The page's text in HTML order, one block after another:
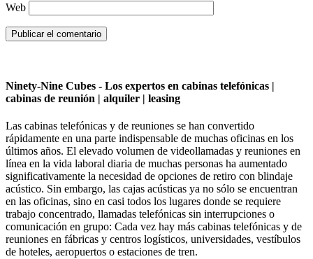
Web
Ninety-Nine Cubes - Los expertos en cabinas telefónicas |
cabinas de reunión | alquiler | leasing
Las cabinas telefónicas y de reuniones se han convertido
rápidamente en una parte indispensable de muchas oficinas en los
últimos años. El elevado volumen de videollamadas y reuniones en
línea en la vida laboral diaria de muchas personas ha aumentado
significativamente la necesidad de opciones de retiro con blindaje
acústico. Sin embargo, las cajas acústicas ya no sólo se encuentran
en las oficinas, sino en casi todos los lugares donde se requiere
trabajo concentrado, llamadas telefónicas sin interrupciones o
comunicación en grupo: Cada vez hay más cabinas telefónicas y de
reuniones en fábricas y centros logísticos, universidades, vestíbulos
de hoteles, aeropuertos o estaciones de tren.